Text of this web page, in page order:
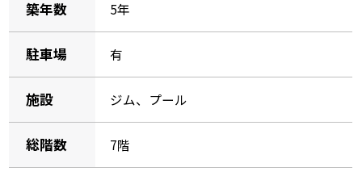
築年数 5年
駐車場 有
施設 ジム、プール
総階数 7階